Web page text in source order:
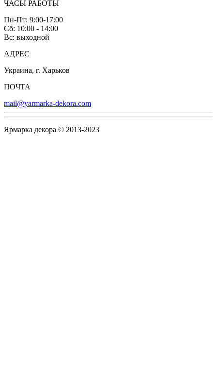
ЧАСЫ РАБОТЫ
Пн-Пт: 9:00-17:00
Сб: 10:00 - 14:00
Вс: выходной
АДРЕС
Украина, г. Харьков
ПОЧТА
mail@yarmarka-dekora.com
Ярмарка декора © 2013-2023